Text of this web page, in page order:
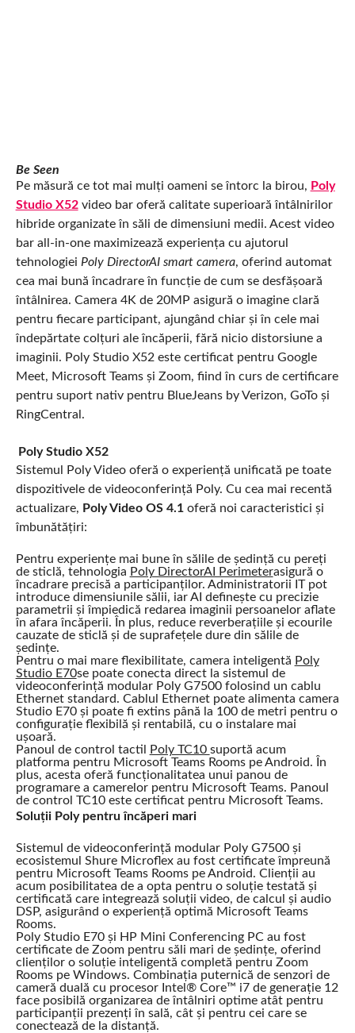
Be Seen
Pe măsură ce tot mai mulți oameni se întorc la birou, Poly
Studio X52video bar oferă calitate superioară întâlnirilor
hibride organizate în săli de dimensiuni medii. Acest video
bar all-in-one maximizează experiența cu ajutorul
tehnologiei Poly DirectorAI smart camera, oferind automat
cea mai bună încadrare în funcție de cum se desfășoară
întâlnirea. Camera 4K de 20MP asigură o imagine clară
pentru fiecare participant, ajungând chiar și în cele mai
îndepărtate colțuri ale încăperii, fără nicio distorsiune a
imaginii. Poly Studio X52 este certificat pentru Google
Meet, Microsoft Teams și Zoom, fiind în curs de certificare
pentru suport nativ pentru BlueJeans by Verizon, GoTo și
RingCentral.
Poly Studio X52
Sistemul Poly Video oferă o experiență unificată pe toate
dispozitivele de videoconferință Poly. Cu cea mai recentă
actualizare, Poly Video OS 4.1oferă noi caracteristici și
îmbunătățiri:
Pentru experiențe mai bune în sălile de ședință cu pereți
de sticlă, tehnologia Poly DirectorAI Perimeterasigură o
încadrare precisă a participanților. Administratorii IT pot
introduce dimensiunile sălii, iar AI definește cu precizie
parametrii și împiedică redarea imaginii persoanelor aflate
în afara încăperii. În plus, reduce reverberațiile și ecourile
cauzate de sticlă și de suprafețele dure din sălile de
ședințe.
Pentru o mai mare flexibilitate, camera inteligentă Poly
Studio E70se poate conecta direct la sistemul de
videoconferință modular Poly G7500 folosind un cablu
Ethernet standard. Cablul Ethernet poate alimenta camera
Studio E70 și poate fi extins până la 100 de metri pentru o
configurație flexibilă și rentabilă, cu o instalare mai
ușoară.
Panoul de control tactil
Poly TC10 suportă acum
platforma pentru Microsoft Teams Rooms pe Android. În
plus, acesta oferă funcționalitatea unui panou de
programare a camerelor pentru Microsoft Teams. Panoul
de control TC10 este certificat pentru Microsoft Teams.
Soluții Poly pentru încăperi mari
Sistemul de videoconferință modular Poly G7500 și
ecosistemul Shure Microflex au fost certificate împreună
pentru Microsoft Teams Rooms pe Android. Clienții au
acum posibilitatea de a opta pentru o soluție testată și
certificată care integrează soluții video, de calcul și audio
DSP, asigurând o experiență optimă Microsoft Teams
Rooms.
Poly Studio E70 și HP Mini Conferencing PC au fost
certificate de Zoom pentru săli mari de ședințe, oferind
clienților o soluție inteligentă completă pentru Zoom
Rooms pe Windows. Combinația puternică de senzori de
cameră duală cu procesor Intel® Core™ i7 de generație 12
face posibilă organizarea de întâlniri optime atât pentru
participanții prezenți în sală, cât și pentru cei care se
conectează de la distanță.